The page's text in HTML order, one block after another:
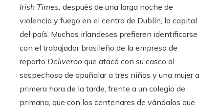
Irish Times, después de una larga noche de
violencia y fuego en el centro de Dublín, la capital
del país. Muchos irlandeses prefieren identificarse
con el trabajador brasileño de la empresa de
reparto Deliveroo que atacó con su casco al
sospechoso de apuñalar a tres niños y una mujer a
primera hora de la tarde, frente a un colegio de
primaria, que con los centenares de vándalos que